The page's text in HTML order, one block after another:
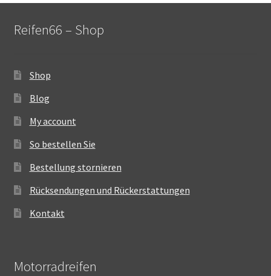
Reifen66 – Shop
Shop
Blog
My account
So bestellen Sie
Bestellung stornieren
Rücksendungen und Rückerstattungen
Kontakt
Motorradreifen